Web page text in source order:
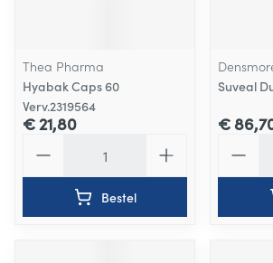
Thea Pharma
Hyabak Caps 60
Verv.2319564
€ 21,80
Bestel
Suveal
€